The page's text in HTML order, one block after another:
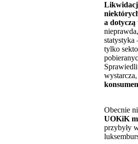
a dotyczą
statystyka
tylko
Obecnie
UOKiK
przybyły